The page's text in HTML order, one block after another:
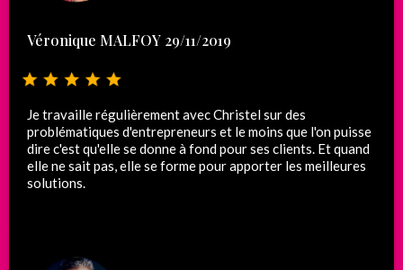
Véronique MALFOY 29/11/2019
Je travaille régulièrement avec Christel sur des
problématiques d'entrepreneurs et le moins que l'on puisse
dire c'est qu'elle se donne à fond pour ses clients. Et quand
elle ne sait pas, elle se forme pour apporter les meilleures
solutions.